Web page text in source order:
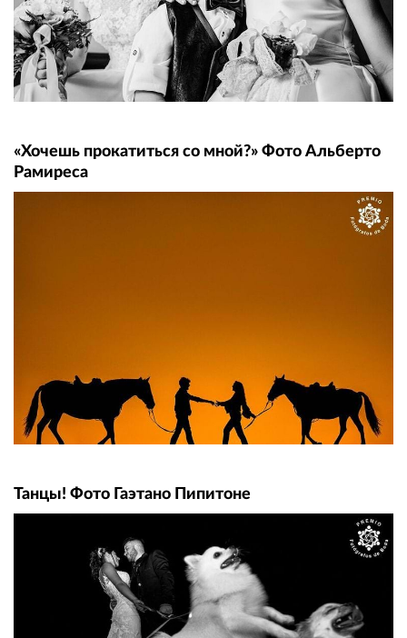
«Хочешь прокатиться со мной?» Фото Альберто
Рамиреса
Танцы! Фото Гаэтано Пипитоне